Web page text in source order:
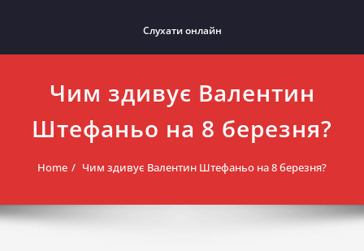
Слухати онлайн
Чим здивує Валентин
Штефаньо на 8 березня?
Home Чим здивує Валентин Штефаньо на 8 березня?